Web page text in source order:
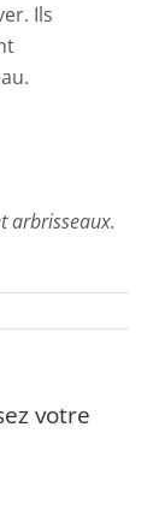
Ils
arbrisseaux.
votre